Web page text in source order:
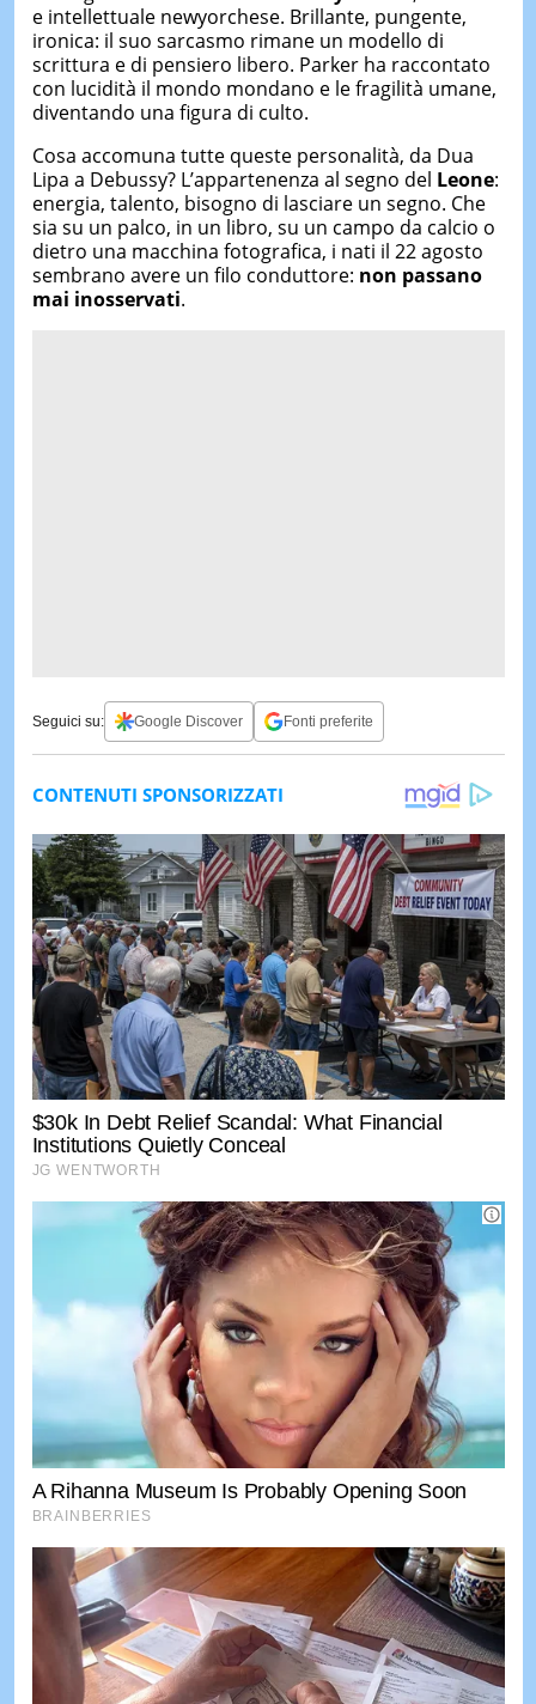
e intellettuale newyorchese. Brillante, pungente,
ironica: il suo sarcasmo rimane un modello di
scrittura e di pensiero libero. Parker ha raccontato
con lucidità il mondo mondano e le fragilità umane,
diventando una figura di culto.
Cosa accomuna tutte queste personalità, da Dua
Lipa a Debussy? L’appartenenza al segno del Leone:
energia, talento, bisogno di lasciare un segno. Che
sia su un palco, in un libro, su un campo da calcio o
dietro una macchina fotografica, i nati il 22 agosto
sembrano avere un filo conduttore: non passano
mai inosservati.
Seguici su: Google Discover Fonti preferite